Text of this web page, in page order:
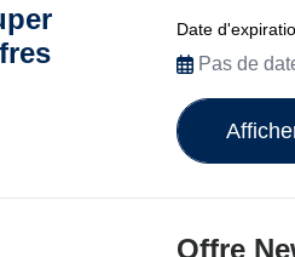
Date
Pas de
Offre